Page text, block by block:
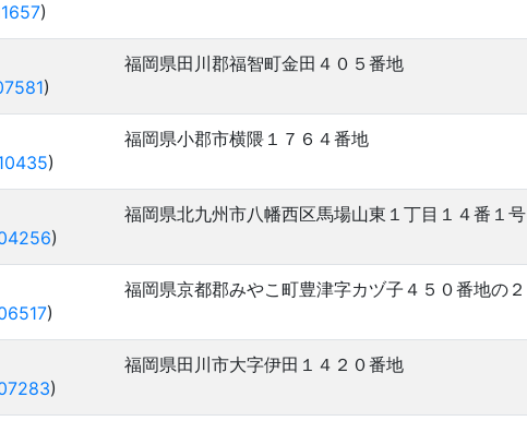
)
)
福岡県田川郡福智町金田４０５番地
)
福岡県小郡市横隈１７６４番地
)
福岡県北九州市八幡西区馬場山東１丁目１４番１号
)
福岡県京都郡みやこ町豊津字カヅ子４５０番地の２
)
福岡県田川市大字伊田１４２０番地